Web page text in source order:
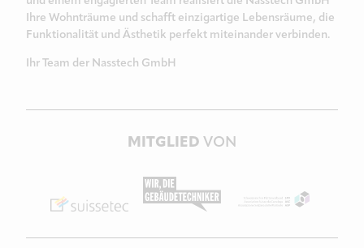
Ihre Wohnträume und schafft einzigartige Lebensräume, die
Funktionalität und Ästhetik perfekt miteinander verbinden.
Ihr Team der Nasstech GmbH
MITGLIED VON